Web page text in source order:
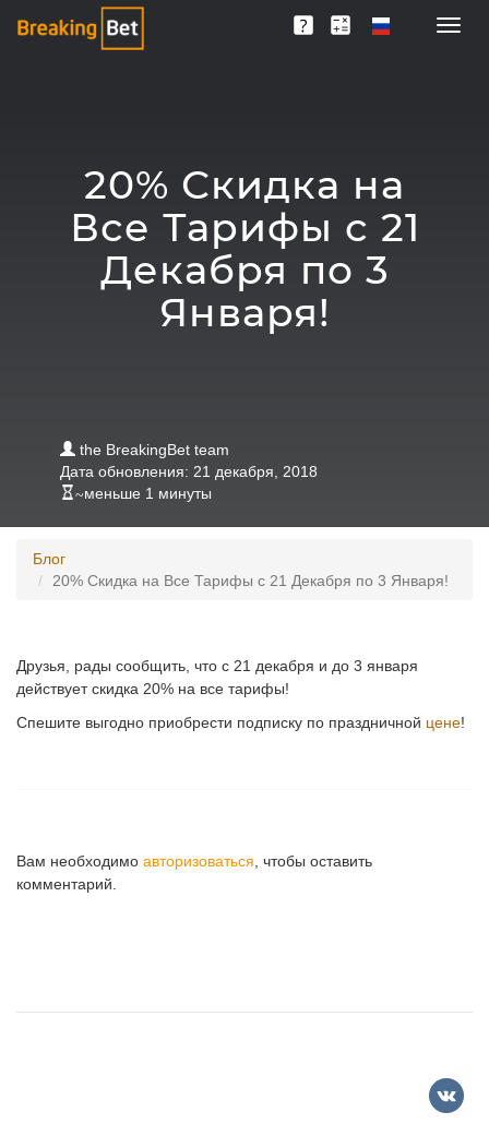
20% Скидка на
Все Тарифы с 21
Декабря по 3
Января!
the BreakingBet team
Дата обновления: 21 декабря, 2018
~меньше 1 минуты
Блог
20% Скидка на Все Тарифы с 21 Декабря по 3 Января!
Друзья, рады сообщить, что с 21 декабря и до 3 января
действует скидка 20% на все тарифы!
Спешите выгодно приобрести подписку по праздничной цене!
Вам необходимо авторизоваться , чтобы оставить
комментарий.